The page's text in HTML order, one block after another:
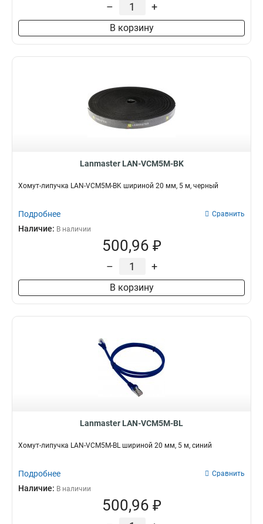
– +
В корзину
Lanmaster LAN-VCM5M-BK
Хомут-липучка LAN-VCM5M-BK шириной 20 мм, 5 м, черный
Подробнее Сравнить
Наличие: В наличии
500,96 ₽
– +
В корзину
Lanmaster LAN-VCM5M-BL
Хомут-липучка LAN-VCM5M-BL шириной 20 мм, 5 м, синий
Подробнее Сравнить
Наличие: В наличии
500,96 ₽